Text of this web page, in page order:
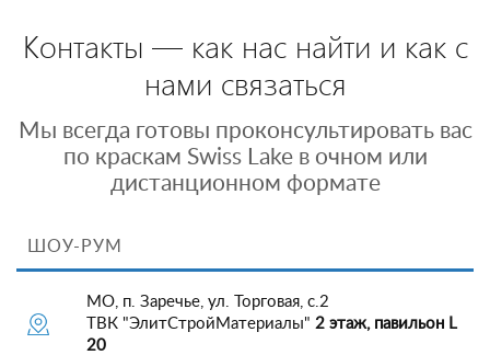
Контакты — как нас найти и как с
нами связаться
Мы всегда готовы проконсультировать вас
по краскам Swiss Lake в очном или
дистанционном формате
ШОУ-РУМ
МО, п. Заречье, ул. Торговая, с.2
ТВК "ЭлитСтройМатериалы" 2 этаж, павильон L
20